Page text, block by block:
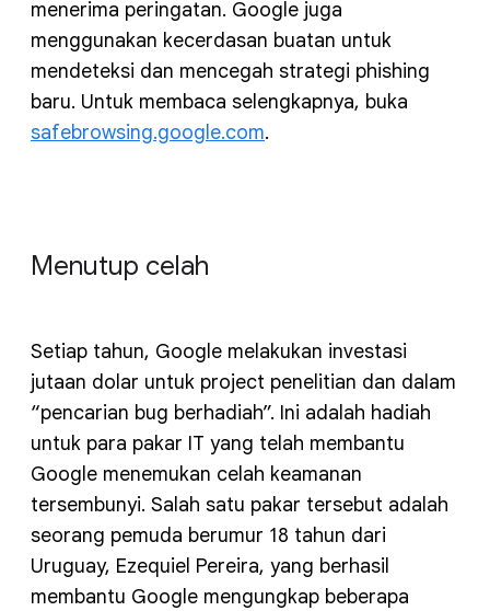
menerima peringatan. Google juga
menggunakan kecerdasan buatan untuk
mendeteksi dan mencegah strategi phishing
baru. Untuk membaca selengkapnya, buka
safebrowsing.google.com.
Menutup celah
Setiap tahun, Google melakukan investasi
jutaan dolar untuk project penelitian dan dalam
“pencarian bug berhadiah”. Ini adalah hadiah
untuk para pakar IT yang telah membantu
Google menemukan celah keamanan
tersembunyi. Salah satu pakar tersebut adalah
seorang pemuda berumur 18 tahun dari
Uruguay, Ezequiel Pereira, yang berhasil
membantu Google mengungkap beberapa